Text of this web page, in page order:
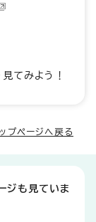
てみよう！
ップページへ戻る
ジも見ていま